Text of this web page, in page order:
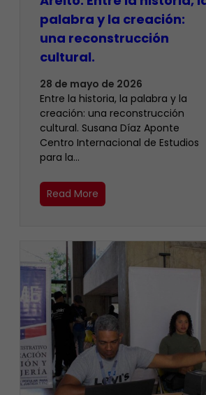
palabra y la creación:
una reconstrucción
cultural.
28 de mayo de 2026
Entre la historia, la palabra y la
creación: una reconstrucción
cultural. Susana Díaz Aponte
Centro Internacional de Estudios
para la…
Read More